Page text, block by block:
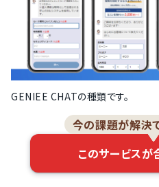
GENIEE CHATの種類です。
今の課題が解決
このサービスが